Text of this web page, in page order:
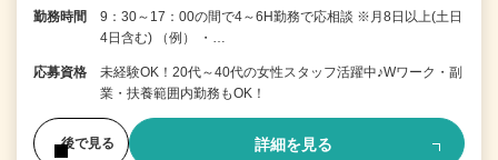
勤務時間
9：30～17：00の間で4～6H勤務で応相談 ※月8日以上(土日
4日含む) （例） ・…
応募資格
未経験OK！20代～40代の女性スタッフ活躍中♪Wワーク・副
業・扶養範囲内勤務もOK！
後で見る 詳細を見る